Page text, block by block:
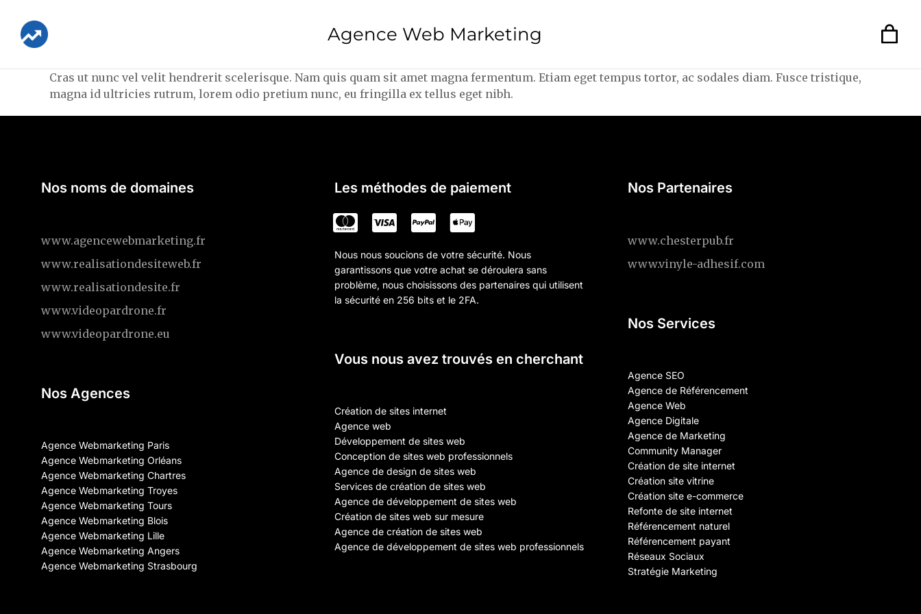
Agence Web Marketing
Cras ut nunc vel velit hendrerit scelerisque. Nam quis quam sit amet magna fermentum. Etiam eget tempus tortor, ac sodales diam. Fusce tristique,
magna id ultricies rutrum, lorem odio pretium nunc, eu fringilla ex tellus eget nibh.
Nos noms de domaines
www.agencewebmarketing.fr
www.realisationdesiteweb.fr
www.realisationdesite.fr
www.videopardrone.fr
www.videopardrone.eu
Nos Agences
Agence Webmarketing Paris
Agence Webmarketing Orléans
Agence Webmarketing Chartres
Agence Webmarketing Troyes
Agence Webmarketing Tours
Agence Webmarketing Blois
Agence Webmarketing Lille
Agence Webmarketing Angers
Agence Webmarketing Strasbourg
Les méthodes de paiement
Nous nous soucions de votre sécurité. Nous
garantissons que votre achat se déroulera sans
problème, nous choisissons des partenaires qui utilisent
la sécurité en 256 bits et le 2FA.
Vous nous avez trouvés en cherchant
Création de sites internet
Agence web
Développement de sites web
Conception de sites web professionnels
Agence de design de sites web
Services de création de sites web
Agence de développement de sites web
Création de sites web sur mesure
Agence de création de sites web
Agence de développement de sites web professionnels
Nos Partenaires
www.chesterpub.fr
www.vinyle-adhesif.com
Nos Services
Agence SEO
Agence de Référencement
Agence Web
Agence Digitale
Agence de Marketing
Community Manager
Création de site internet
Création site vitrine
Création site e-commerce
Refonte de site internet
Référencement naturel
Référencement payant
Réseaux Sociaux
Stratégie Marketing